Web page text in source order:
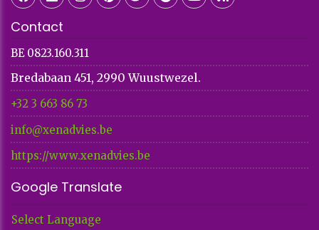
Contact
BE 0823.160.311
Bredabaan 451, 2990 Wuustwezel.
+32 3 663 86 73​​​​​​​
info@xenadvies.be
https://www.xenadvies.be
Google Translate
Select Language